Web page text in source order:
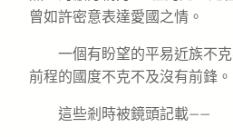
曾如許密意表達愛國之情。
一個有盼望的平易近族不
前程的國度不克不及沒有前鋒。
這些剎時被鏡頭記載——